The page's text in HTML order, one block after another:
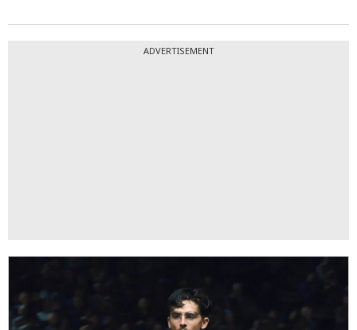
ADVERTISEMENT